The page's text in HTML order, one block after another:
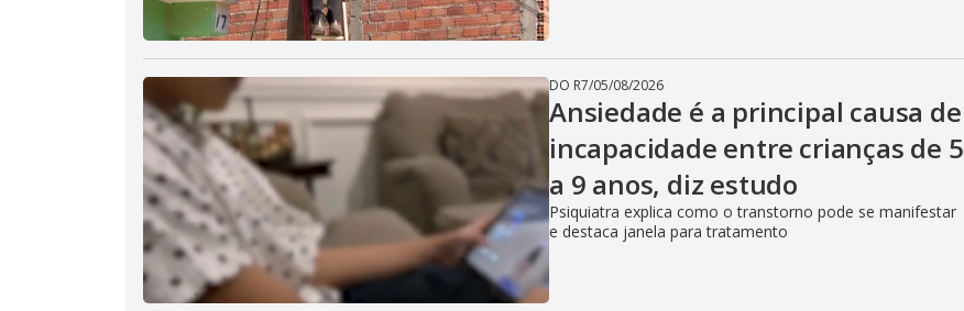
DO R7/05/08/2026
Ansiedade é a principal causa de
incapacidade entre crianças de 5
a 9 anos, diz estudo
Psiquiatra explica como o transtorno pode se manifestar
e destaca janela para tratamento